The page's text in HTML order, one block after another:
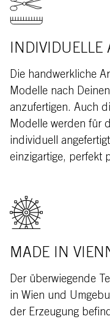
INDIVIDUELLE
Die handwerkliche
Modelle nach
anzufertigen. Auch
Modelle werden für
individuell
einzigartige, perfekt
MADE IN
Der überwiegende
in Wien und
der Erzeugung